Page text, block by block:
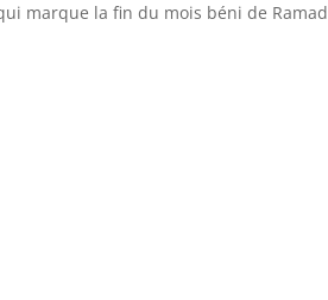
marque la fin du mois béni de